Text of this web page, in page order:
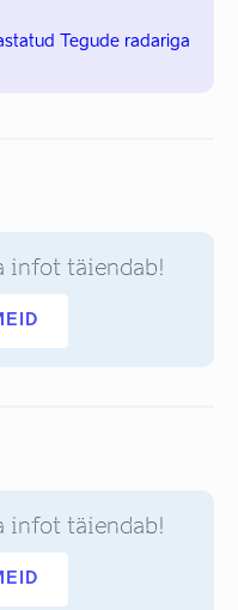
Tegude radariga
infot täiendab!
infot täiendab!